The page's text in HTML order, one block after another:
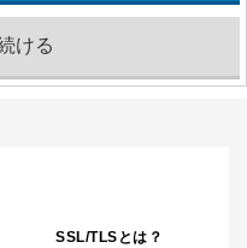
SSL/TLSとは？